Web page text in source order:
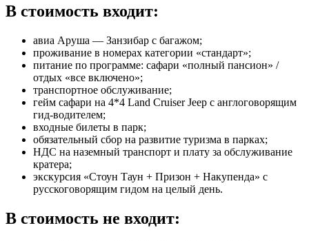
В стоимость входит:
авиа Аруша — Занзибар с багажом;
проживание в номерах категории «стандарт»;
питание по программе: сафари «полный пансион» /
отдых «все включено»;
транспортное обслуживание;
гейм сафари на 4*4 Land Cruiser Jeep с англоговорящим
гид-водителем;
входные билеты в парк;
обязательный сбор на развитие туризма в парках;
НДС на наземный транспорт и плату за обслуживание
кратера;
экскурсия «Стоун Таун + Призон + Накупенда» с
русскоговорящим гидом на целый день.
В стоимость не входит: